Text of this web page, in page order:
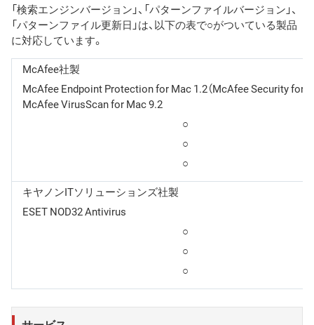
「検索エンジンバージョン」、「パターンファイルバージョン」、
「パターンファイル更新日」は、以下の表で○がついている製品
に対応しています。
McAfee社製
McAfee Endpoint Protection for Mac 1.2（McAfee Security for
McAfee VirusScan for Mac 9.2
○
○
○
キヤノンITソリューションズ社製
ESET NOD32 Antivirus
○
○
○